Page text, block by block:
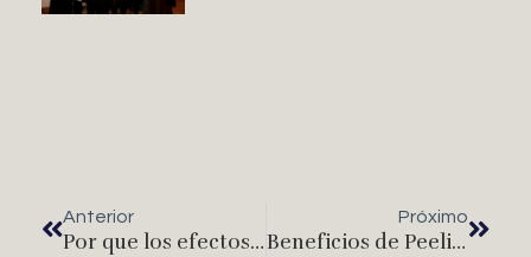
Anterior
Por que los efectos positivos del ácido hialurónico duran poco
Próximo
Beneficios de Peeling Facial